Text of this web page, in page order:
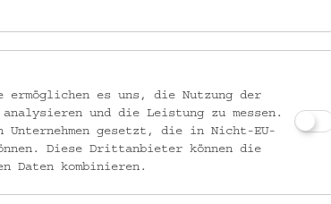
Es finden neben kurzweiligen Museumsworkshops für
Zentrum Wien und anderen Partnerbetrieben statt.
Internet
ermöglichen es uns, die Nutzung der
und die Leistung zu messen.
Unternehmen gesetzt, die in Nicht-EU-
Diese Drittanbieter können die
Daten kombinieren.